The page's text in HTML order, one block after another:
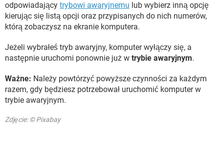
odpowiadający trybowi awaryjnemu lub wybierz inną opcję
kierując się listą opcji oraz przypisanych do nich numerów,
którą zobaczysz na ekranie komputera.
Jeżeli wybrałeś tryb awaryjny, komputer wyłączy się, a
następnie uruchomi ponownie już w trybie awaryjnym.
Ważne: Należy powtórzyć powyższe czynności za każdym
razem, gdy będziesz potrzebował uruchomić komputer w
trybie awaryjnym.
Zdjęcie: © Pixabay